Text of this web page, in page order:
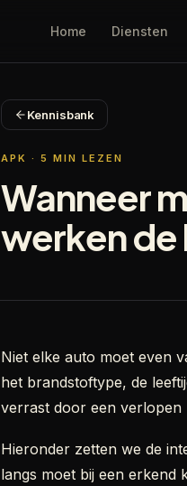
Home Diensten
Kennisbank
APK · 5 MIN LEZEN
Wanneer
werken
Niet elke auto moet even
het brandstoftype, de
verrast door een verlopen
Hieronder zetten we de
langs moet bij een erkend